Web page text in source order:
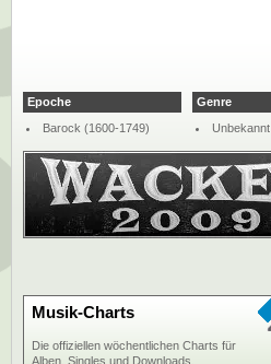
Epoche
Barock (1600-1749)
Genre
Unbekannt
Musik-Charts
Die offiziellen wöchentlichen Charts für
Alben, Singles und Downloads.